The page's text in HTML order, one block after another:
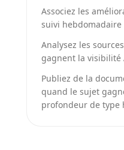
Associez les
suivi hebdomadaire
Analysez les
gagnent la visibilité
Publiez de la
quand le sujet
profondeur de type